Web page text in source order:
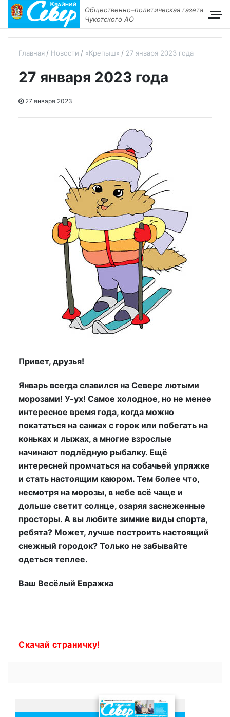
Общественно–политическая газета
Чукотского АО
Главная Новости «Крепыш» 27 января 2023 года
27 января 2023 года
27 января 2023
Привет, друзья!
Январь всегда славился на Севере лютыми
морозами! У-ух! Самое холодное, но не менее
интересное время года, когда можно
покататься на санках с горок или побегать на
коньках и лыжах, а многие взрослые
начинают подлёдную рыбалку. Ещё
интересней промчаться на собачьей упряжке
и стать настоящим каюром. Тем более что,
несмотря на морозы, в небе всё чаще и
дольше светит солнце, озаряя заснеженные
просторы. А вы любите зимние виды спорта,
ребята? Может, лучше построить настоящий
снежный городок? Только не забывайте
одеться теплее.
Ваш Весёлый Евражка
Скачай страничку!